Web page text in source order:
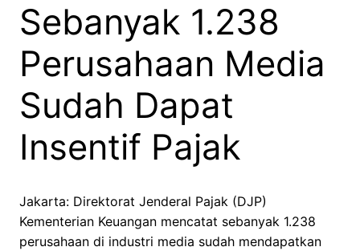
Sebanyak 1.238
Perusahaan Media
Sudah Dapat
Insentif Pajak
Jakarta: Direktorat Jenderal Pajak (DJP)
Kementerian Keuangan mencatat sebanyak 1.238
perusahaan di industri media sudah mendapatkan